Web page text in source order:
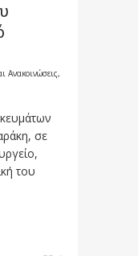
Ανακοινώσεις,
σε
του